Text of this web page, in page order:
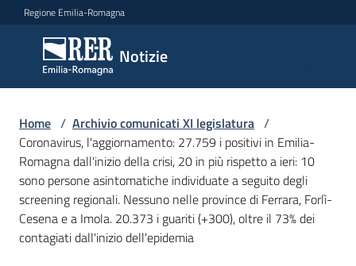
Vai al contenuto
Vai alla navigazione
Vai al footer
Regione Emilia-Romagna
Notizie
Notizie
Comunicati
stampa
Cerca
un
comunicato
Home / Archivio comunicati XI legislatura /
Coronavirus, l'aggiornamento: 27.759 i positivi in Emilia-
Romagna dall'inizio della crisi, 20 in più rispetto a ieri: 10
sono persone asintomatiche individuate a seguito degli
screening regionali. Nessuno nelle province di Ferrara, Forlì-
Cesena e a Imola. 20.373 i guariti (+300), oltre il 73% dei
contagiati dall'inizio dell'epidemia